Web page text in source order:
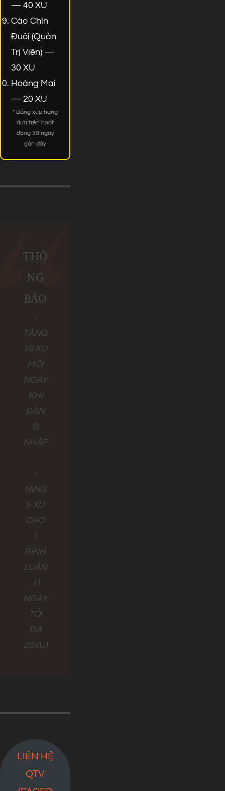
— 40 XU
Cáo Chín
Đuôi (Quản
Trị Viên) —
30 XU
Hoàng Mai
— 20 XU
* Bảng xếp hạng
dựa trên hoạt
động 30 ngày
gần đây
THÔ
NG
BÁO
-
TẶNG
10 XU
MỖI
NGÀY
KHI
ĐĂN
G
NHẬP
-
tẶNG
5 XU
CHO
1
BÌNH
LUẬN
. (1
NGÀY
TỐI
ĐA
20XU)
LIÊN HỆ
QTV